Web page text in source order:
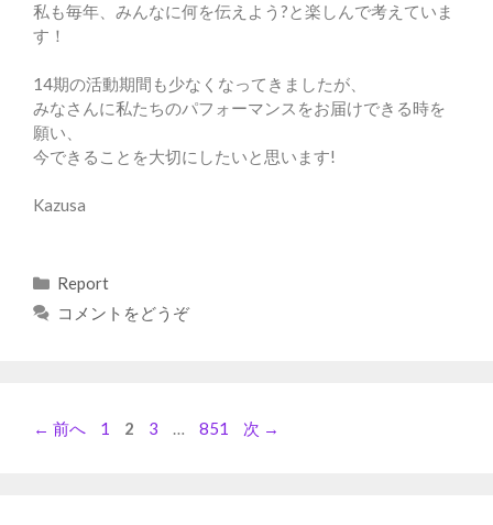
私も毎年、みんなに何を伝えよう?と楽しんで考えていま
す！
14期の活動期間も少なくなってきましたが、
みなさんに私たちのパフォーマンスをお届けできる時を
願い、
今できることを大切にしたいと思います!
Kazusa
カ
Report
コメントをどうぞ
← 前へ
ペ
1
ペ
2
ペ
3 …
ペ
851 次 →